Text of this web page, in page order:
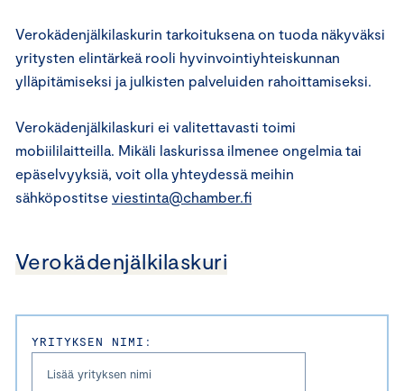
Verokädenjälkilaskurin tarkoituksena on tuoda näkyväksi
yritysten elintärkeä rooli hyvinvointiyhteiskunnan
ylläpitämiseksi ja julkisten palveluiden rahoittamiseksi.
Verokädenjälkilaskuri ei valitettavasti toimi
mobiililaitteilla. Mikäli laskurissa ilmenee ongelmia tai
epäselvyyksiä, voit olla yhteydessä meihin
sähköpostitse viestinta@chamber.fi
Verokädenjälkilaskuri
YRITYKSEN NIMI: